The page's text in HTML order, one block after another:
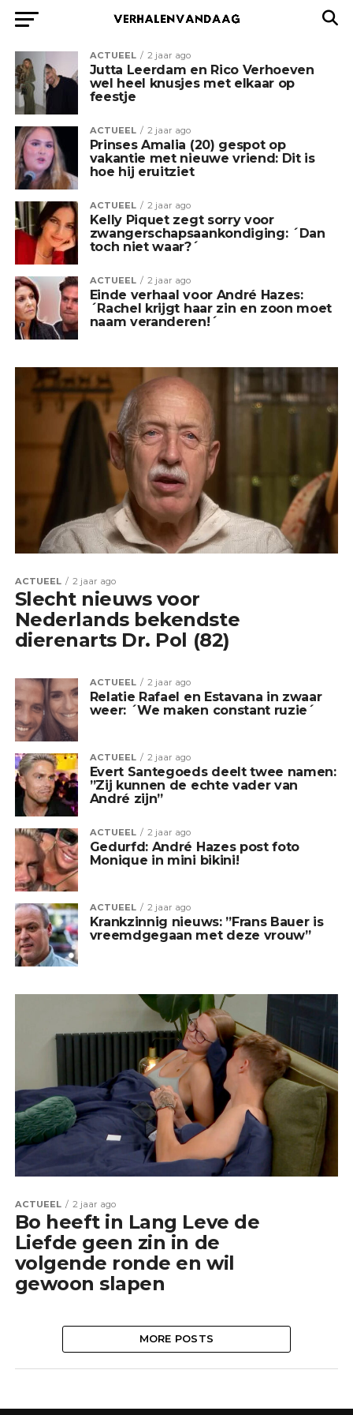
ACTUEEL 2 jaar ago
Jutta Leerdam en Rico Verhoeven
wel heel knusjes met elkaar op
feestje
ACTUEEL 2 jaar ago
Prinses Amalia (20) gespot op
vakantie met nieuwe vriend: Dit is
hoe hij eruitziet
ACTUEEL 2 jaar ago
Kelly Piquet zegt sorry voor
zwangerschapsaankondiging: ´Dan
toch niet waar?´
ACTUEEL 2 jaar ago
Einde verhaal voor André Hazes:
´Rachel krijgt haar zin en zoon moet
naam veranderen!´
ACTUEEL 2 jaar ago
Slecht nieuws voor
Nederlands bekendste
dierenarts Dr. Pol (82)
ACTUEEL 2 jaar ago
Relatie Rafael en Estavana in zwaar
weer: ´We maken constant ruzie´
ACTUEEL 2 jaar ago
Evert Santegoeds deelt twee namen:
”Zij kunnen de echte vader van
André zijn”
ACTUEEL 2 jaar ago
Gedurfd: André Hazes post foto
Monique in mini bikini!
ACTUEEL 2 jaar ago
Krankzinnig nieuws: ”Frans Bauer is
vreemdgegaan met deze vrouw”
ACTUEEL 2 jaar ago
Bo heeft in Lang Leve de
Liefde geen zin in de
volgende ronde en wil
gewoon slapen
MORE POSTS